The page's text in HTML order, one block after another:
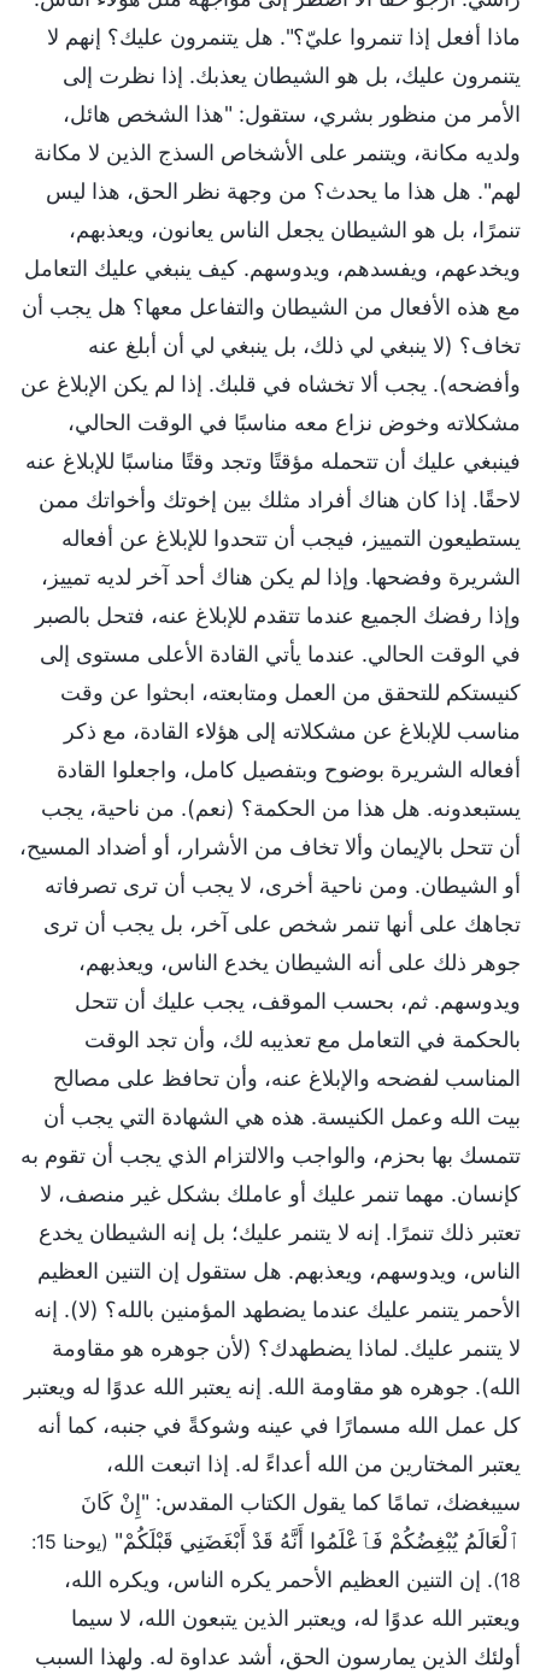
ماذا أفعل إذا تنمروا عليّ؟". هل يتنمرون عليك؟ إنهم لا
يتنمرون عليك، بل هو الشيطان يعذبك. إذا نظرت إلى
الأمر من منظور بشري، ستقول: "هذا الشخص هائل،
ولديه مكانة، ويتنمر على الأشخاص السذج الذين لا مكانة
لهم". هل هذا ما يحدث؟ من وجهة نظر الحق، هذا ليس
تنمرًا، بل هو الشيطان يجعل الناس يعانون، ويعذبهم،
ويخدعهم، ويفسدهم، ويدوسهم. كيف ينبغي عليك التعامل
مع هذه الأفعال من الشيطان والتفاعل معها؟ هل يجب أن
تخاف؟ (لا ينبغي لي ذلك، بل ينبغي لي أن أبلغ عنه
وأفضحه). يجب ألا تخشاه في قلبك. إذا لم يكن الإبلاغ عن
مشكلاته وخوض نزاع معه مناسبًا في الوقت الحالي،
فينبغي عليك أن تتحمله مؤقتًا وتجد وقتًا مناسبًا للإبلاغ عنه
لاحقًا. إذا كان هناك أفراد مثلك بين إخوتك وأخواتك ممن
يستطيعون التمييز، فيجب أن تتحدوا للإبلاغ عن أفعاله
الشريرة وفضحها. وإذا لم يكن هناك أحد آخر لديه تمييز،
وإذا رفضك الجميع عندما تتقدم للإبلاغ عنه، فتحل بالصبر
في الوقت الحالي. عندما يأتي القادة الأعلى مستوى إلى
كنيستكم للتحقق من العمل ومتابعته، ابحثوا عن وقت
مناسب للإبلاغ عن مشكلاته إلى هؤلاء القادة، مع ذكر
أفعاله الشريرة بوضوح وبتفصيل كامل، واجعلوا القادة
يستبعدونه. هل هذا من الحكمة؟ (نعم). من ناحية، يجب
أن تتحل بالإيمان وألا تخاف من الأشرار، أو أضداد المسيح،
أو الشيطان. ومن ناحية أخرى، لا يجب أن ترى تصرفاته
تجاهك على أنها تنمر شخص على آخر، بل يجب أن ترى
جوهر ذلك على أنه الشيطان يخدع الناس، ويعذبهم،
ويدوسهم. ثم، بحسب الموقف، يجب عليك أن تتحل
بالحكمة في التعامل مع تعذيبه لك، وأن تجد الوقت
المناسب لفضحه والإبلاغ عنه، وأن تحافظ على مصالح
بيت الله وعمل الكنيسة. هذه هي الشهادة التي يجب أن
تتمسك بها بحزم، والواجب والالتزام الذي يجب أن تقوم به
كإنسان. مهما تنمر عليك أو عاملك بشكل غير منصف، لا
تعتبر ذلك تنمرًا. إنه لا يتنمر عليك؛ بل إنه الشيطان يخدع
الناس، ويدوسهم، ويعذبهم. هل ستقول إن التنين العظيم
الأحمر يتنمر عليك عندما يضطهد المؤمنين بالله؟ (لا). إنه
لا يتنمر عليك. لماذا يضطهدك؟ (لأن جوهره هو مقاومة
الله). جوهره هو مقاومة الله. إنه يعتبر الله عدوًا له ويعتبر
كل عمل الله مسمارًا في عينه وشوكةً في جنبه، كما أنه
يعتبر المختارين من الله أعداءً له. إذا اتبعت الله،
سيبغضك، تمامًا كما يقول الكتاب المقدس: "إِنْ كَانَ
ٱلْعَالَمُ يُبْغِضُكُمْ فَٱعْلَمُوا أَنَّهُ قَدْ أَبْغَضَنِي قَبْلَكُمْ"
(يوحنا 15:
18) . إن التنين العظيم الأحمر يكره الناس، ويكره الله،
ويعتبر الله عدوًا له، ويعتبر الذين يتبعون الله، لا سيما
أولئك الذين يمارسون الحق، أشد عداوة له. ولهذا السبب